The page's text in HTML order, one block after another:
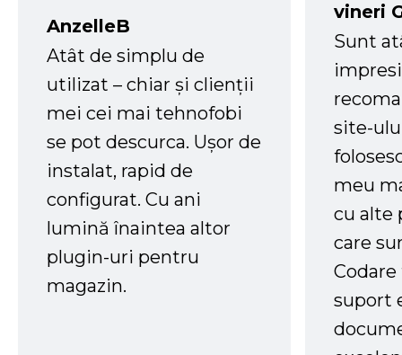
AnzelleB
Atât de simplu de
utilizat – chiar și clienții
mei cei mai tehnofobi
se pot descurca. Ușor de
instalat, rapid de
configurat. Cu ani
lumină înaintea altor
plugin-uri pentru
magazin.
vineri
Sunt
site-
meu
cu alte
care
suport